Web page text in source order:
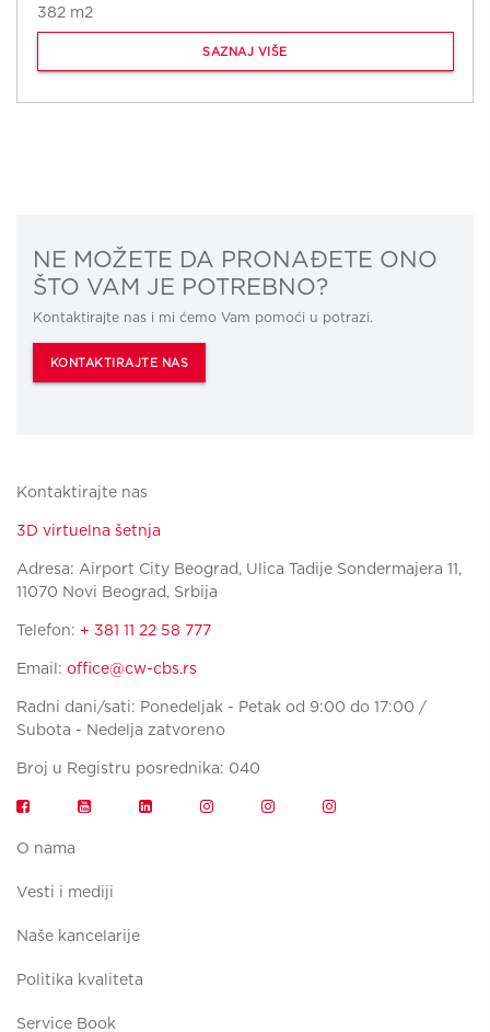
382 m2
SAZNAJ VIŠE
NE MOŽETE DA PRONAĐETE ONO
ŠTO VAM JE POTREBNO?
Kontaktirajte nas i mi ćemo Vam pomoći u potrazi.
KONTAKTIRAJTE NAS
Kontaktirajte nas
3D virtuelna šetnja
Adresa: Airport City Beograd, Ulica Tadije Sondermajera 11,
11070 Novi Beograd, Srbija
Telefon: + 381 11 22 58 777
Email: office@cw-cbs.rs
Radni dani/sati: Ponedeljak - Petak od 9:00 do 17:00 /
Subota - Nedelja zatvoreno
Broj u Registru posrednika: 040
O nama
Vesti i mediji
Naše kancelarije
Politika kvaliteta
Service Book